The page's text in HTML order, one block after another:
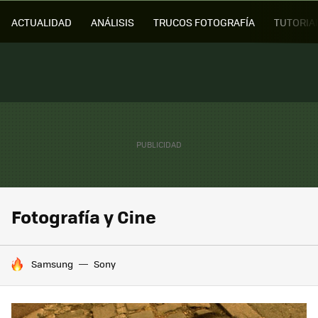
ACTUALIDAD ANÁLISIS TRUCOS FOTOGRAFÍA
Fotografía y Cine
HOY SE HABLA DE
Samsung Sony